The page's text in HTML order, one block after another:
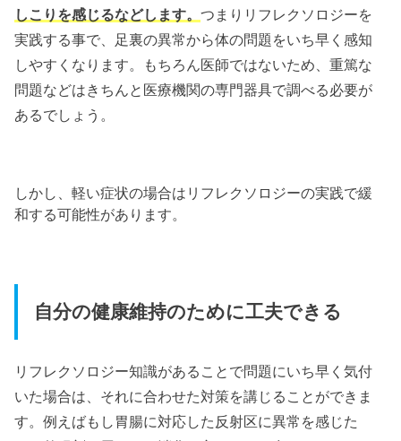
しこりを感じるなどします。つまりリフレクソロジーを
実践する事で、足裏の異常から体の問題をいち早く感知
しやすくなります。もちろん医師ではないため、重篤な
問題などはきちんと医療機関の専門器具で調べる必要が
あるでしょう。
しかし、軽い症状の場合はリフレクソロジーの実践で緩
和する可能性があります。
自分の健康維持のために工夫できる
リフレクソロジー知識があることで問題にいち早く気付
いた場合は、それに合わせた対策を講じることができま
す。例えばもし胃腸に対応した反射区に異常を感じた